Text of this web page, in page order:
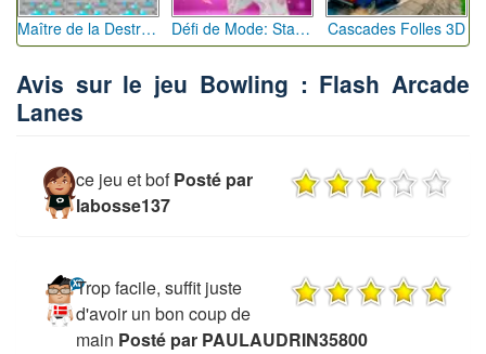
Maître de la Destruction: Fusion de Pioches Défi de Mode: Star du Podium Cascades Folles 3D
Avis sur le jeu Bowling : Flash Arcade
Lanes
ce jeu et bof Posté par
labosse137
Trop facile, suffit juste
d'avoir un bon coup de
main Posté par PAULAUDRIN35800